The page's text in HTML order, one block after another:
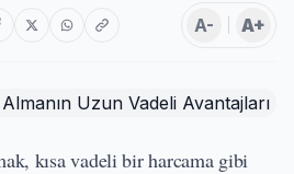
A- A+
kısa vadeli bir harcama gibi